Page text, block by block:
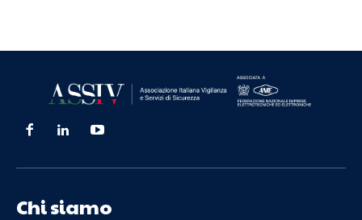
Chi siamo